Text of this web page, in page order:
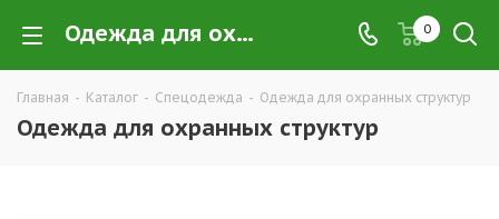
Одежда для охранных структур купить в Екатеринбурге по низким ценам оптом — интернет-магазин рабочей одежды для охранных структур в розницу | Компания ТД УРАЛСИЗ 0
Главная - Каталог - Спецодежда - Одежда для охранных структур
Одежда для охранных структур